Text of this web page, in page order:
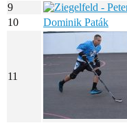
9
10
Dominik Paták
11